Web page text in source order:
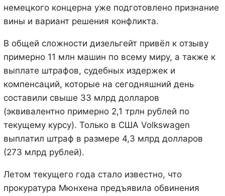
немецкого концерна уже подготовлено признание
вины и вариант решения конфликта.
В общей сложности дизельгейт привёл к отзыву
примерно 11 млн машин по всему миру, а также к
выплате штрафов, судебных издержек и
компенсаций, которые на сегодняшний день
составили свыше 33 млрд долларов
(эквивалентно примерно 2,1 трлн рублей по
текущему курсу). Только в США Volkswagen
выплатил штраф в размере 4,3 млрд долларов
(273 млрд рублей).
Летом текущего года стало известно, что
прокуратура Мюнхена предъявила обвинения